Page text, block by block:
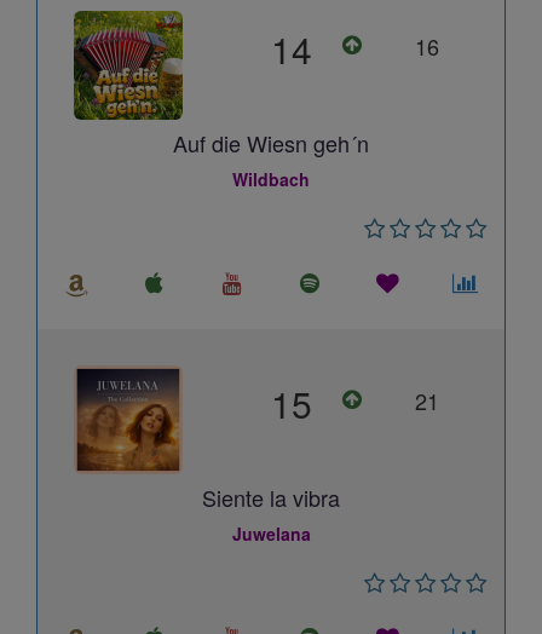
14 16
Auf die Wiesn geh´n
Wildbach
15 21
Siente la vibra
Juwelana